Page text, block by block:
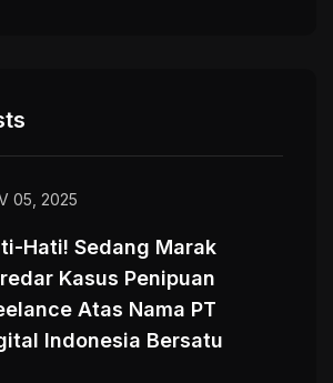
05, 2025
Hati! Sedang Marak
Kasus Penipuan
Atas Nama PT
Indonesia Bersatu